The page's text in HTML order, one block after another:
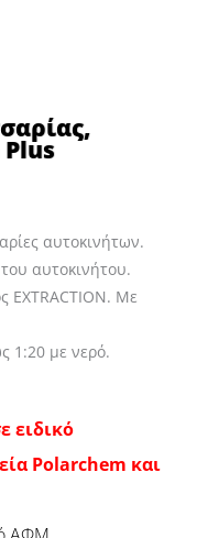
αυτοκινήτων.
αυτοκινήτου.
EXTRACTION. Με
1:20 με νερό.
ειδικό
Polarchem και